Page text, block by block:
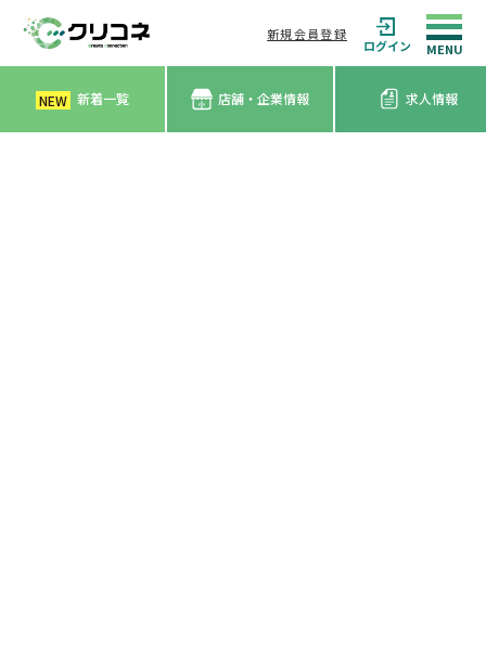
新規会員登録
ログイン
NEW 新着一覧 店舗・企業情報 求人情報